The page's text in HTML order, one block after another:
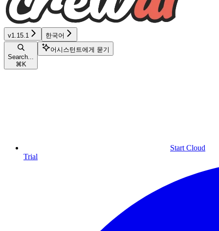
v1.15.1 한국어
Search...
⌘ K
어시스턴트에게 묻기
Start Cloud
Trial